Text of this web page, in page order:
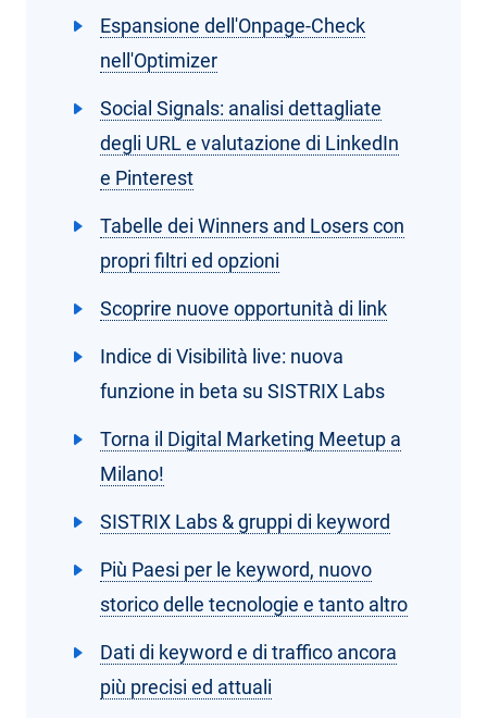
Espansione dell'Onpage-Check
nell'Optimizer
Social Signals: analisi dettagliate
degli URL e valutazione di LinkedIn
e Pinterest
Tabelle dei Winners and Losers con
propri filtri ed opzioni
Scoprire nuove opportunità di link
Indice di Visibilità live: nuova
funzione in beta su SISTRIX Labs
Torna il Digital Marketing Meetup a
Milano!
SISTRIX Labs & gruppi di keyword
Più Paesi per le keyword, nuovo
storico delle tecnologie e tanto altro
Dati di keyword e di traffico ancora
più precisi ed attuali